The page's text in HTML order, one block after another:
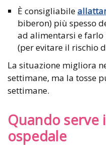
È consigliabile
biberon) più spesso
ad alimentarsi e farlo
(per evitare il rischio
La situazione migliora
settimane, ma la tosse
settimane.
Quando serve
ospedale